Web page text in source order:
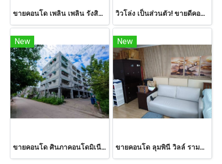
ขายคอนโด เพลิน เพลิน รังสิต-ฟิวเจอร์พาร์ค ชั้น 6 33.39 ตร.ม. ใกล้ดอนเมือง วิวโล่ง เป็นส่วนตัว! ขายดีคอนโด แคมปัส โดม รังสิต เฟส 3 | 30.65 ตร.ม. ใกล้ มธ.
New
ขายคอนโด ศินภาคอนโดมิเนียม คลองหลวง 2 นอน Yield 7%
New
ขายคอนโด ลุมพินี วิลล์ รามคำแหง 26 (Lumpini Ville Ramkamhaeng 26) 28.37 ตร.ม. ชั้น 1 เฟอร์ครบ พร้อมอยู่ ใกล้ ARL หัวหมาก